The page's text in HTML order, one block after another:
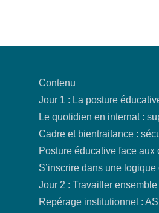
Contenu
Jour 1 : La posture
Le quotidien en internat :
Cadre et bientraitance :
Posture éducative face
S’inscrire dans une
Jour 2 : Travailler
Repérage institutionnel :